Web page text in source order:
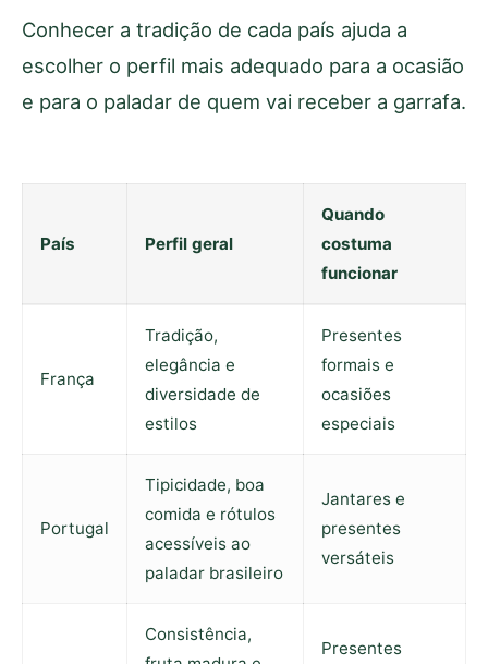
Conhecer a tradição de cada país ajuda a
escolher o perfil mais adequado para a ocasião
e para o paladar de quem vai receber a garrafa.
País Perfil geral
Quando
costuma
funcionar
França
Tradição,
elegância e
diversidade de
estilos
Presentes
formais e
ocasiões
especiais
Portugal
Tipicidade, boa
comida e rótulos
acessíveis ao
paladar brasileiro
Jantares e
presentes
versáteis
Consistência,
Presentes